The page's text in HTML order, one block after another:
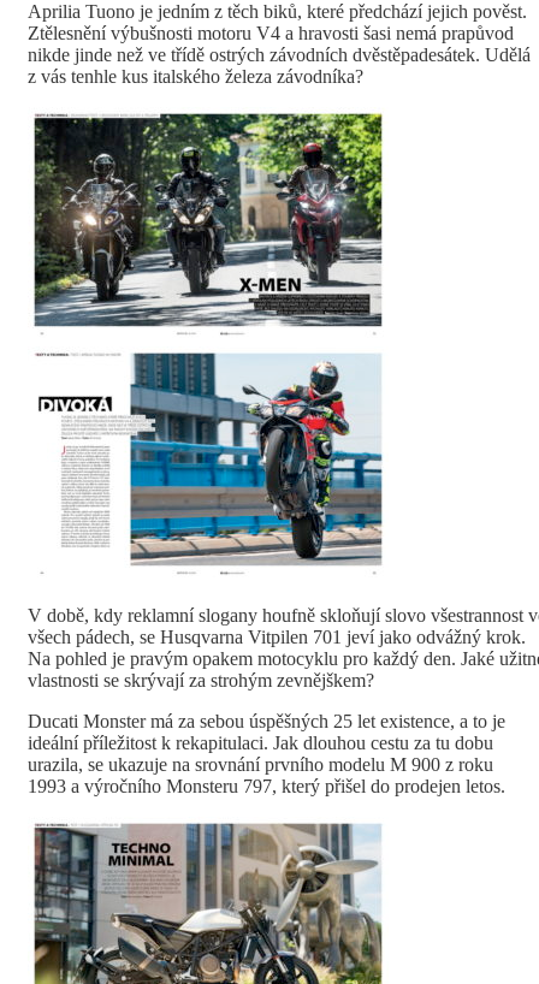
Aprilia Tuono je jedním z těch biků, které předchází jejich pověst.
Ztělesnění výbušnosti motoru V4 a hravosti šasi nemá prapůvod
nikde jinde než ve třídě ostrých závodních dvěstěpadesátek. Udělá
z vás tenhle kus italského železa závodníka?
V době, kdy reklamní slogany houfně skloňují slovo všestrannost
všech pádech, se Husqvarna Vitpilen 701 jeví jako odvážný krok.
Na pohled je pravým opakem motocyklu pro každý den. Jaké
vlastnosti se skrývají za strohým zevnějškem?
Ducati Monster má za sebou úspěšných 25 let existence, a to je
ideální příležitost k rekapitulaci. Jak dlouhou cestu za tu dobu
urazila, se ukazuje na srovnání prvního modelu M 900 z roku
1993 a výročního Monsteru 797, který přišel do prodejen letos.